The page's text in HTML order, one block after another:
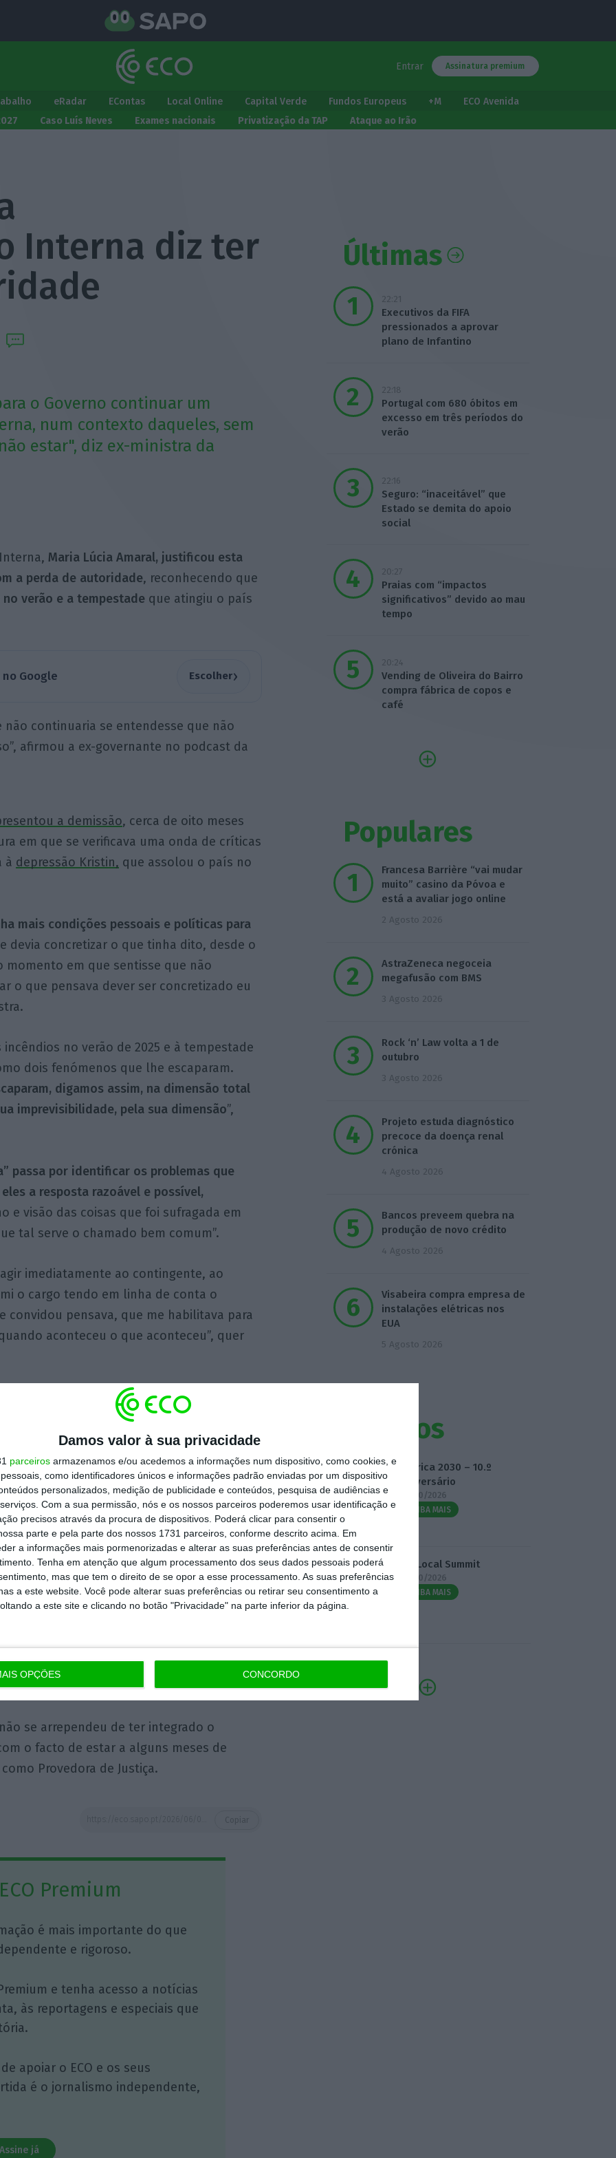
Damos valor à sua privacidade
parceiros armazenamos e/ou acedemos a informações num dispositivo, como cookies, e
como identificadores únicos e informações padrão enviadas por um dispositivo
personalizados, medição de publicidade e conteúdos, pesquisa de audiências e
Com a sua permissão, nós e os nossos parceiros poderemos usar identificação e
precisos através da procura de dispositivos. Poderá clicar para consentir o
parte e pela parte dos nossos 1731 parceiros, conforme descrito acima. Em
a informações mais pormenorizadas e alterar as suas preferências antes de consentir
Tenha em atenção que algum processamento dos seus dados pessoais poderá
mas que tem o direito de se opor a esse processamento. As suas preferências
a este website. Você pode alterar suas preferências ou retirar seu consentimento a
a este site e clicando no botão "Privacidade" na parte inferior da página.
OPÇÕES CONCORDO
Entrar Assinatura premium
eRadar EContas Local Online Capital Verde Fundos Europeus +M
ECO Avenida
Caso Luís Neves Exames nacionais Privatização da TAP Ataque ao Irão
Interna diz ter
o Governo continuar um
num contexto daqueles, sem
estar", diz ex-ministra da
Maria Lúcia Amaral, justificou esta
a perda de autoridade, reconhecendo que
verão e a tempestade que atingiu o país
Google Escolher›
continuaria se entendesse que não
afirmou a ex-governante no podcast da
a demissão, cerca de oito meses
em que se verificava uma onda de críticas
à depressão Kristin, que assolou o país no
mais condições pessoais e políticas para
devia concretizar o que tinha dito, desde o
momento em que sentisse que não
o que pensava dever ser concretizado eu
no verão de 2025 e à tempestade
dois fenómenos que lhe escaparam.
digamos assim, na dimensão total
imprevisibilidade, pela sua dimensão”,
passa por identificar os problemas que
a resposta razoável e possível,
e visão das coisas que foi sufragada em
tal serve o chamado bem comum”.
imediatamente ao contingente, ao
o cargo tendo em linha de conta o
convidou pensava, que me habilitava para
aconteceu o que aconteceu”, quer
ter a noção “que não tinha meios, em
que se referia aos “conhecimentos
exato das pessoas, das
que estão no terreno, para reagir
requeria ao contingente, ao imprevisível”.
senhor primeiro-ministro é queera muito
um ministro da Administração Interna,
nenhuma, do que não estar”,disse no
Teixeira e David Azevedo Lopes.
entre poder e autoridade: “Poder é a
dos outros e para se fazer
para se fazer obedecer por adesão
se arrependeu de ter integrado o
o facto de estar a alguns meses de
Provedora de Justiça.
Premium
é mais importante do que
e rigoroso.
e tenha acesso a notícias
às reportagens e especiais que
apoiar o ECO e os seus
é o jornalismo independente,
Assine já
Últimas
22:21
Executivos da FIFA
pressionados a aprovar
plano de Infantino
22:18
Portugal com 680 óbitos em
excesso em três períodos do
verão
22:16
Seguro: “inaceitável” que
Estado se demita do apoio
social
20:27
Praias com “impactos
significativos” devido ao mau
tempo
20:24
Vending de Oliveira do Bairro
compra fábrica de copos e
café
Populares
Francesa Barrière “vai mudar
muito” casino da Póvoa e
está a avaliar jogo online
2 Agosto 2026
AstraZeneca negoceia
megafusão com BMS
3 Agosto 2026
Rock ‘n’ Law volta a 1 de
outubro
3 Agosto 2026
Projeto estuda diagnóstico
precoce da doença renal
crónica
4 Agosto 2026
Bancos preveem quebra na
produção de novo crédito
4 Agosto 2026
Visabeira compra empresa de
instalações elétricas nos
EUA
5 Agosto 2026
Eventos
Fábrica 2030 – 10.º
Aniversário
14/10/2026
SAIBA MAIS
3.º Local Summit
07/10/2026
SAIBA MAIS